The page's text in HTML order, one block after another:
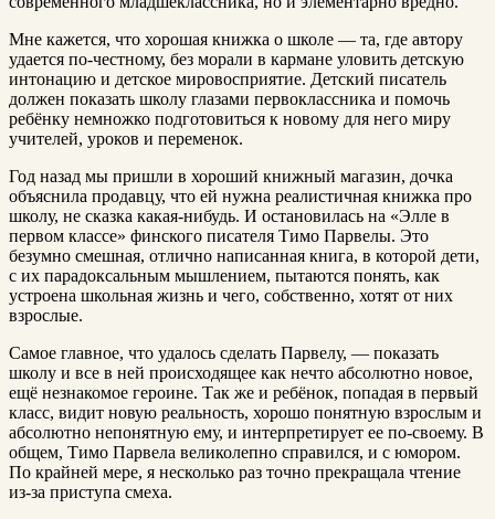
Мне кажется, что хорошая книжка о школе — та, где автору
удается по-честному, без морали в кармане уловить детскую
интонацию и детское мировосприятие. Детский писатель
должен показать школу глазами первоклассника и помочь
ребёнку немножко подготовиться к новому для него миру
учителей, уроков и переменок.
Год назад мы пришли в хороший книжный магазин, дочка
объяснила продавцу, что ей нужна реалистичная книжка про
школу, не сказка какая-нибудь. И остановилась на «Элле в
первом классе» финского писателя Тимо Парвелы. Это
безумно смешная, отлично написанная книга, в которой дети,
с их парадоксальным мышлением, пытаются понять, как
устроена школьная жизнь и чего, собственно, хотят от них
взрослые.
Самое главное, что удалось сделать Парвелу, — показать
школу и все в ней происходящее как нечто абсолютно новое,
ещё незнакомое героине. Так же и ребёнок, попадая в первый
класс, видит новую реальность, хорошо понятную взрослым и
абсолютно непонятную ему, и интерпретирует ее по-своему. В
общем, Тимо Парвела великолепно справился, и с юмором.
По крайней мере, я несколько раз точно прекращала чтение
из-за приступа смеха.